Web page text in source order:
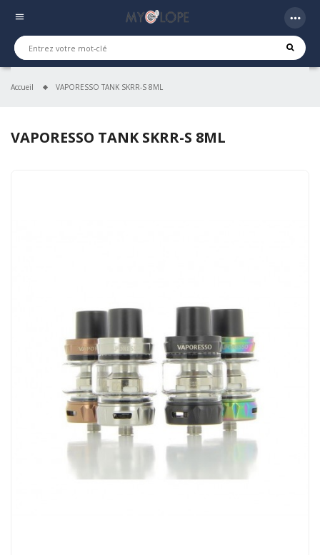
menu more_horiz
Accueil VAPORESSO TANK SKRR-S 8ML
VAPORESSO TANK SKRR-S 8ML